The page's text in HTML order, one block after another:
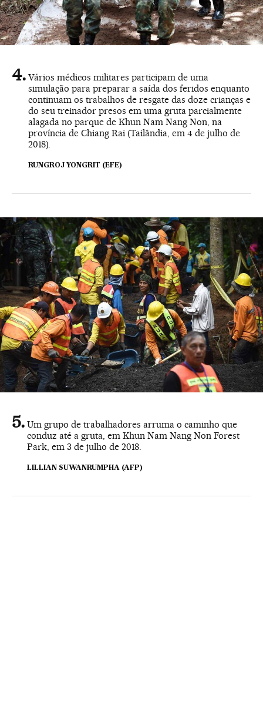
Vários médicos militares participam de uma
simulação para preparar a saída dos feridos enquanto
continuam os trabalhos de resgate das doze crianças e
do seu treinador presos em uma gruta parcialmente
alagada no parque de Khun Nam Nang Non, na
província de Chiang Rai (Tailândia, em 4 de julho de
2018).
RUNGROJ YONGRIT (EFE)
Um grupo de trabalhadores arruma o caminho que
conduz até a gruta, em Khun Nam Nang Non Forest
Park, em 3 de julho de 2018.
LILLIAN SUWANRUMPHA (AFP)